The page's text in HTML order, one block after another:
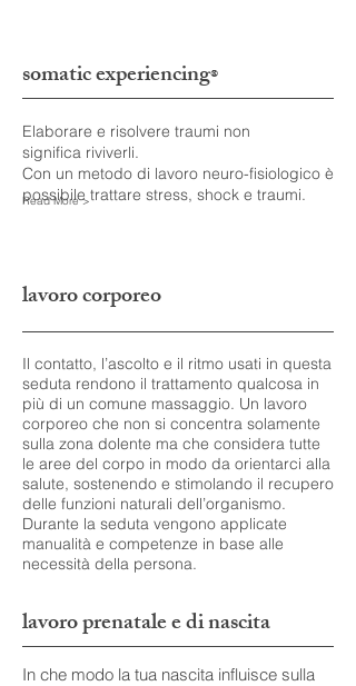
somatic experiencing®
Elaborare e risolvere traumi non
significa riviverli.
Con un metodo di lavoro neuro-fisiologico è
possibile trattare stress, shock e traumi.
Read More >
lavoro corporeo
Il contatto, l’ascolto e il ritmo usati in questa
seduta rendono il trattamento qualcosa in
più di un comune massaggio. Un lavoro
corporeo che non si concentra solamente
sulla zona dolente ma che considera tutte
le aree del corpo in modo da orientarci alla
salute, sostenendo e stimolando il recupero
delle funzioni naturali dell’organismo.
Durante la seduta vengono applicate
manualità e competenze in base alle
necessità della persona.
lavoro prenatale e di nascita
In che modo la tua nascita influisce sulla